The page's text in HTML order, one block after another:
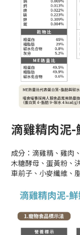
滴雞精肉泥
成分：滴雞精、雞肉
木糖酵母、蛋黃粉、
車前子、小麥纖維、